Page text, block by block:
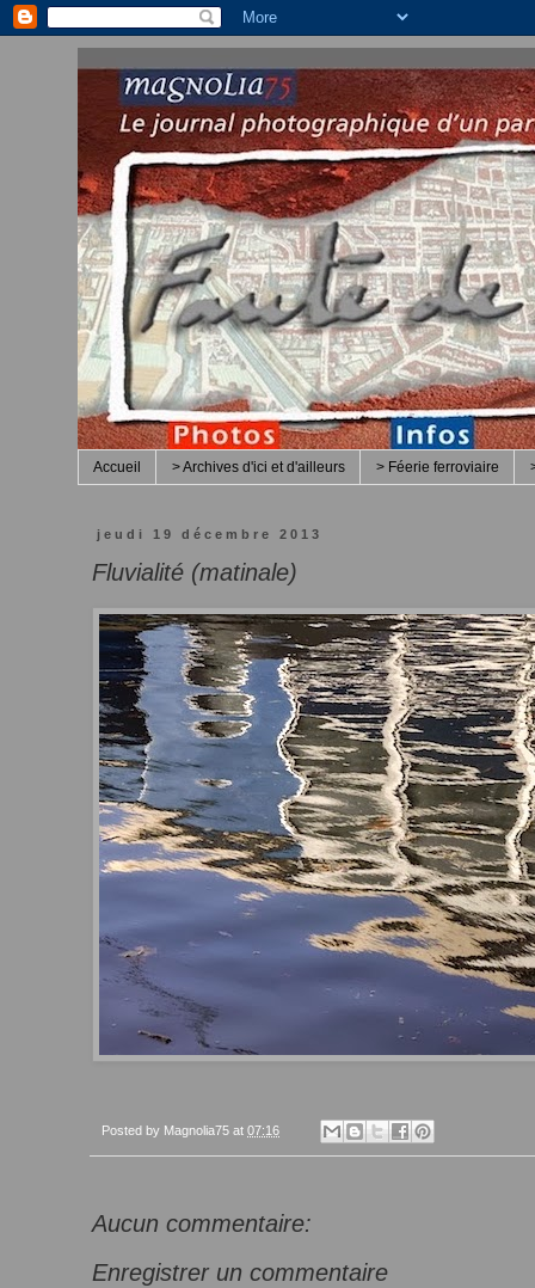
Accueil > Archives d'ici et d'ailleurs > Féerie ferroviaire
jeudi 19 décembre 2013
Fluvialité (matinale)
Posted by Magnolia75 at 07:16
Aucun commentaire:
Enregistrer un commentaire